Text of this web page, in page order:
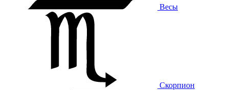
Весы
Скорпион